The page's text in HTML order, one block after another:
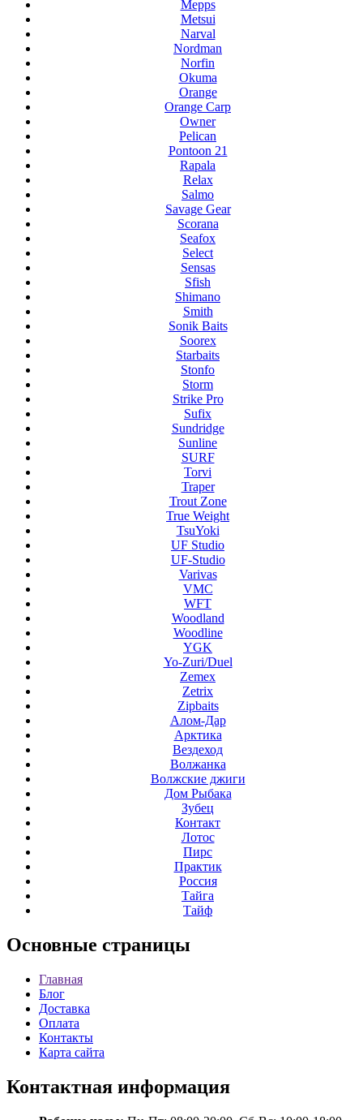
Mepps
Metsui
Narval
Nordman
Norfin
Okuma
Orange
Orange Carp
Owner
Pelican
Pontoon 21
Rapala
Relax
Salmo
Savage Gear
Scorana
Seafox
Select
Sensas
Sfish
Shimano
Smith
Sonik Baits
Soorex
Starbaits
Stonfo
Storm
Strike Pro
Sufix
Sundridge
Sunline
SURF
Torvi
Traper
Trout Zone
True Weight
TsuYoki
UF Studio
UF-Studio
Varivas
VMC
WFT
Woodland
Woodline
YGK
Yo-Zuri/Duel
Zemex
Zetrix
Zipbaits
Алом-Дар
Арктика
Вездеход
Волжанка
Волжские джиги
Дом Рыбака
Зубец
Контакт
Лотос
Пирс
Практик
Россия
Тайга
Тайф
Основные страницы
Главная
Блог
Доставка
Оплата
Контакты
Карта сайта
Контактная информация